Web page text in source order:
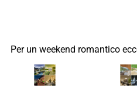
Per un weekend romantico